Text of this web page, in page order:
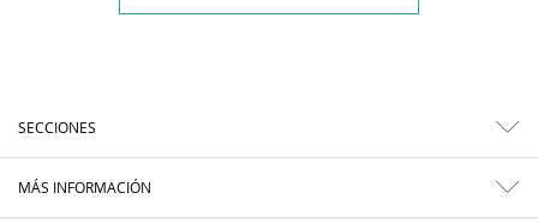
SECCIONES
MÁS INFORMACIÓN